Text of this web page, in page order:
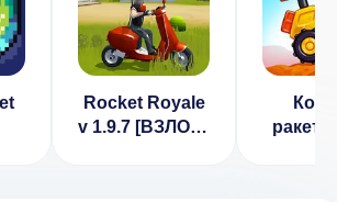
Rocket Royale
v 1.9.7 [ВЗЛОМ: